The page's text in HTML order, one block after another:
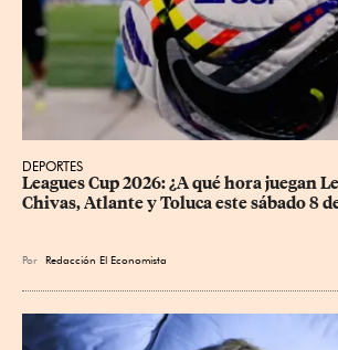
DEPORTES
Leagues Cup 2026: ¿A qué hora juegan
Chivas, Atlante y Toluca este sábado 8
Por Redacción El Economista